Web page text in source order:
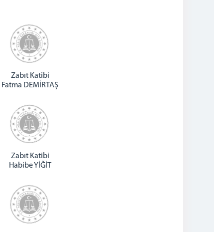
Zabıt Katibi
Fatma DEMİRTAŞ
Zabıt Katibi
Habibe YİĞİT